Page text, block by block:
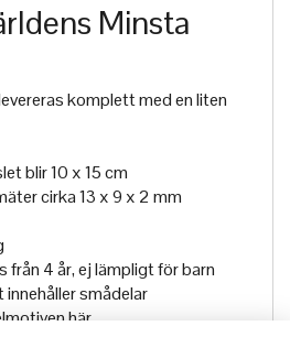
Minsta
komplett med en liten
blir 10 x 15 cm
cirka 13 x 9 x 2 mm
från 4 år, ej lämpligt för barn
innehåller smådelar
här